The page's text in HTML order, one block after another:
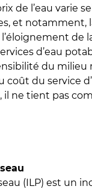
de l’eau varie
et notamment,
de
d’eau
du milieu
du service
il ne tient pas
(ILP) est un